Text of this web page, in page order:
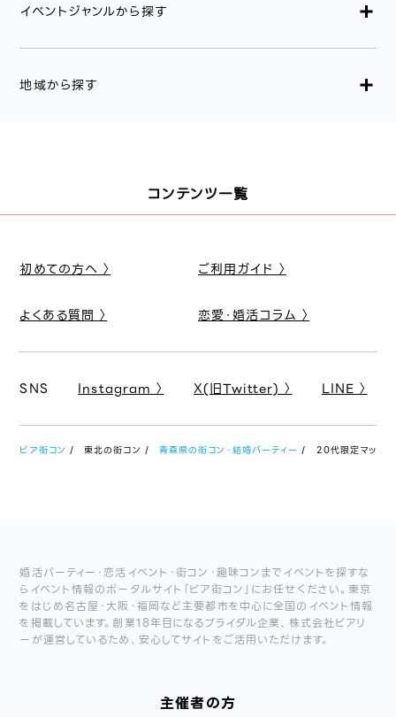
イベントジャンルから探す
地域から探す
コンテンツ一覧
初めての方へ 〉 ご利用ガイド 〉
よくある質問 〉 恋愛・婚活コラム 〉
SNS Instagram 〉 X(旧Twitter) 〉 LINE 〉
ピア街コン 東北の街コン 青森県の街コン・結婚パーティー 20代限定マッチ
婚活パーティー・恋活イベント・街コン・趣味コンまでイベントを探すな
らイベント情報のポータルサイト「ピア街コン」にお任せください。東京
をはじめ名古屋・大阪・福岡など主要都市を中心に全国のイベント情報
を掲載しています。創業18年目になるブライダル企業、株式会社ピアリ
ーが運営しているため、安心してサイトをご活用いただけます。
主催者の方